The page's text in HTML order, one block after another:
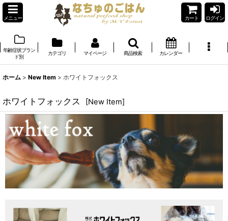
メニュー カート ログイン
年齢症状ブラン
ド別
カテゴリ マイページ 商品検索 カレンダー
ホーム > New Item > ホワイトフォックス
ホワイトフォックス [New Item]